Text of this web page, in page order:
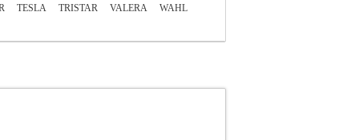
TESLA TRISTAR VALERA
WAHL